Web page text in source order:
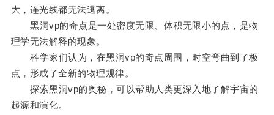
大，连光线都无法逃离。
黑洞vp的奇点是一处密度无限、体积无限小的点，是物
理学无法解释的现象。
科学家们认为，在黑洞vp的奇点周围，时空弯曲到了极
点，形成了全新的物理规律。
探索黑洞vp的奥秘，可以帮助人类更深入地了解宇宙的
起源和演化。